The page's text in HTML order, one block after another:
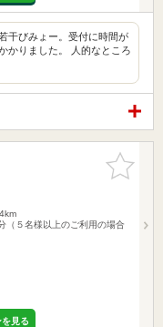
干びみょー。受付に時間が
かりました。 人的なところ
お気に入
りに追加
（５名様以上のご利用の場合
見る